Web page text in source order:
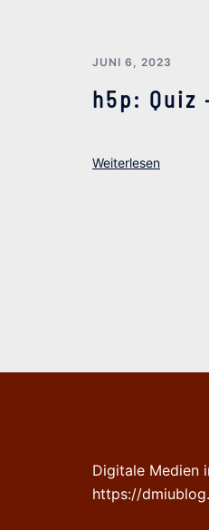
JUNI 6, 2023
h5p: Quiz
Weiterlesen
Digitale Medien
https://